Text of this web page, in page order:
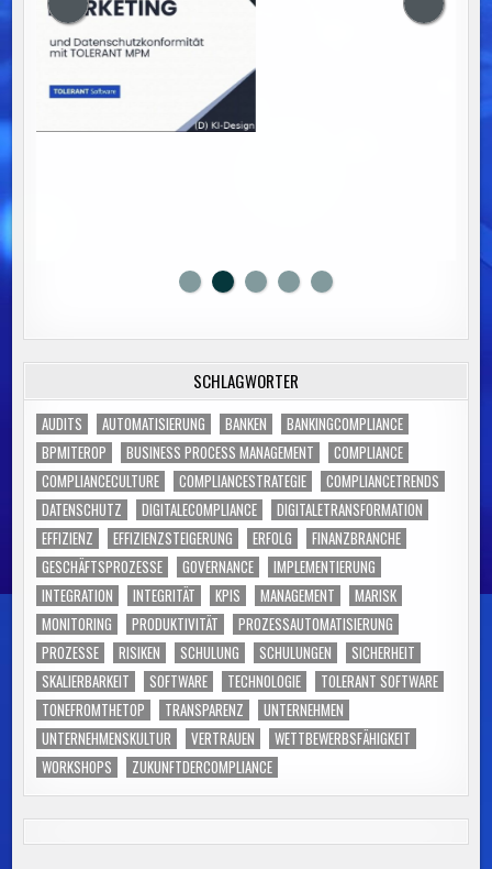
SCHLAGWÖRTER
AUDITS AUTOMATISIERUNG BANKEN
BANKINGCOMPLIANCE
BPMITEROP
BUSINESS PROCESS MANAGEMENT
COMPLIANCE
COMPLIANCECULTURE
COMPLIANCESTRATEGIE
COMPLIANCETRENDS
DATENSCHUTZ
DIGITALECOMPLIANCE
DIGITALETRANSFORMATION
EFFIZIENZ
EFFIZIENZSTEIGERUNG ERFOLG
FINANZBRANCHE
GESCHÄFTSPROZESSE
GOVERNANCE
IMPLEMENTIERUNG
INTEGRATION
INTEGRITÄT KPIS MANAGEMENT
MARISK
MONITORING
PRODUKTIVITÄT
PROZESSAUTOMATISIERUNG
PROZESSE
RISIKEN SCHULUNG SCHULUNGEN
SICHERHEIT
SKALIERBARKEIT
SOFTWARE TECHNOLOGIE
TOLERANT SOFTWARE
TONEFROMTHETOP
TRANSPARENZ
UNTERNEHMEN
UNTERNEHMENSKULTUR
VERTRAUEN
WETTBEWERBSFÄHIGKEIT
WORKSHOPS
ZUKUNFTDERCOMPLIANCE